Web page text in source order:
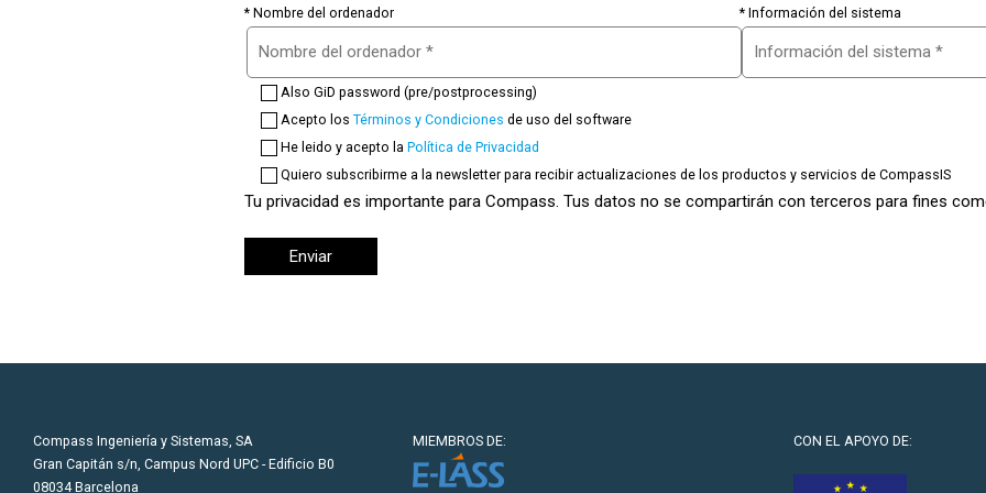
* Nombre del ordenador * Información del sistema
Also GiD password (pre/postprocessing)
Acepto los Términos y Condiciones de uso del software
He leido y acepto la Política de Privacidad
Quiero subscribirme a la newsletter para recibir actualizaciones de los productos y servicios de CompassIS
Tu privacidad es importante para Compass. Tus datos no se compartirán con terceros para fines
Compass Ingeniería y Sistemas, SA
Gran Capitán s/n, Campus Nord UPC - Edificio B0
08034 Barcelona
MIEMBROS DE: CON EL APOYO DE: